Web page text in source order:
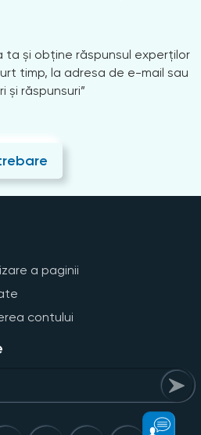
și obține răspunsul experților
timp, la adresa de e-mail sau
și răspunsuri”
a paginii
contului